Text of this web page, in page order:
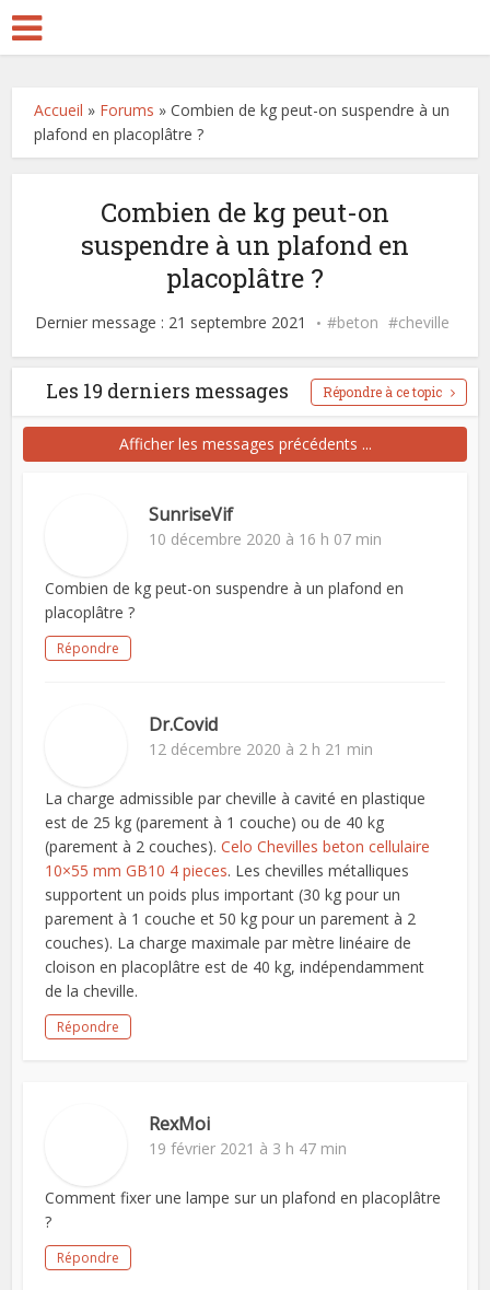
Accueil » Forums »Combien de kg peut-on suspendre à un
plafond en placoplâtre ?
Combien de kg peut-on
suspendre à un plafond en
placoplâtre ?
Dernier message : 21 septembre 2021 beton cheville
Les 19 derniers messages Répondre à ce topic
Afficher les messages précédents ...
SunriseVif
10 décembre 2020 à 16 h 07 min
Combien de kg peut-on suspendre à un plafond en
placoplâtre ?
Répondre
Dr.Covid
12 décembre 2020 à 2 h 21 min
La charge admissible par cheville à cavité en plastique
est de 25 kg (parement à 1 couche) ou de 40 kg
(parement à 2 couches).Celo Chevilles beton cellulaire
10×55 mm GB10 4 pieces. Les chevilles métalliques
supportent un poids plus important (30 kg pour un
parement à 1 couche et 50 kg pour un parement à 2
couches). La charge maximale par mètre linéaire de
cloison en placoplâtre est de 40 kg, indépendamment
de la cheville.
Répondre
RexMoi
19 février 2021 à 3 h 47 min
Comment fixer une lampe sur un plafond en placoplâtre
?
Répondre